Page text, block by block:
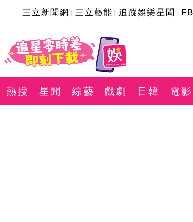
三立新聞網 三立藝能 追蹤娛樂星聞 FB
熱搜 星聞 綜藝 戲劇 日韓 電影